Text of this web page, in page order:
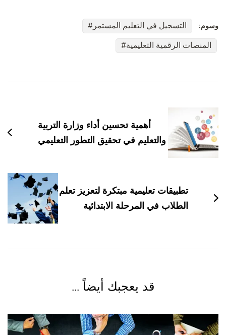
وسوم:
التسجيل في التعليم المستمر
المنصات الرقمية التعليمية
بين
التدوينات
أهمية تحسين أداء وزارة التربية
والتعليم في تحقيق التطور التعليمي
تطبيقات تعليمية مبتكرة لتعزيز تعلم
الطلاب في المرحلة الابتدائية
قد يعجبك أيضاً ...